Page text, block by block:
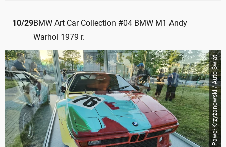
10/29BMW Art Car Collection #04 BMW M1 Andy
Warhol 1979 r.
Paweł Krzyżanowski / Auto Świat